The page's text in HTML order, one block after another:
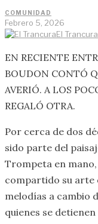
COMUNIDAD
Febrero 5, 2026
El Trancura
EN RECIENTE
BOUDON CONTÓ
AVERIÓ. A LOS
REGALÓ OTRA.
Por cerca de dos
sido parte del
Trompeta en
compartido su arte
melodías a cambio
quienes se